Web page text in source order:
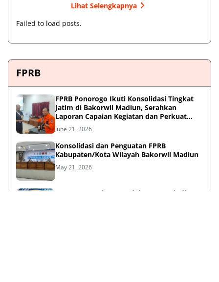
Lihat Selengkapnya
Failed to load posts.
FPRB
FPRB Ponorogo Ikuti Konsolidasi Tingkat
Jatim di Bakorwil Madiun, Serahkan
Laporan Capaian Kegiatan dan Perkuat
Sinergi Pentahelix
June 21, 2026
Konsolidasi dan Penguatan FPRB
Kabupaten/Kota Wilayah Bakorwil Madiun
May 21, 2026
Peran Strategis F-PRB dalam Mewujudkan